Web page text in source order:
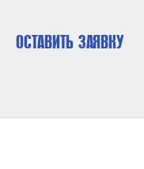
ОСТАВИТЬ ЗАЯВКУ